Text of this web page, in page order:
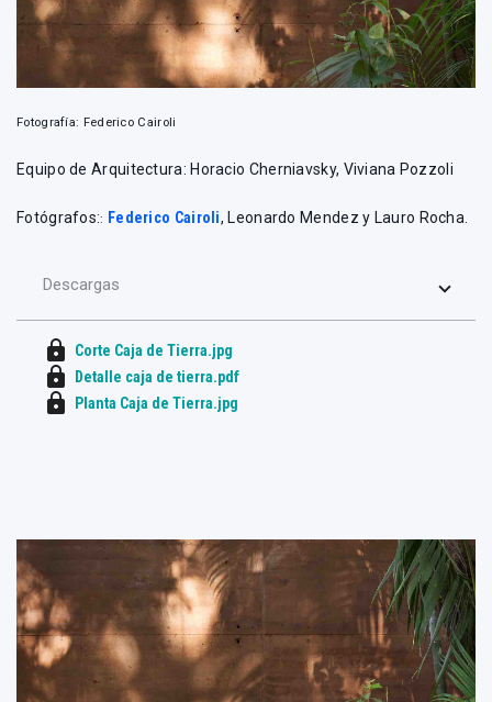
Fotografía: Federico Cairoli
Equipo de Arquitectura: Horacio Cherniavsky, Viviana Pozzoli
Fotógrafos:: Federico Cairoli, Leonardo Mendez y Lauro Rocha.
Descargas
lock Corte Caja de Tierra.jpg
lock Detalle caja de tierra.pdf
lock Planta Caja de Tierra.jpg